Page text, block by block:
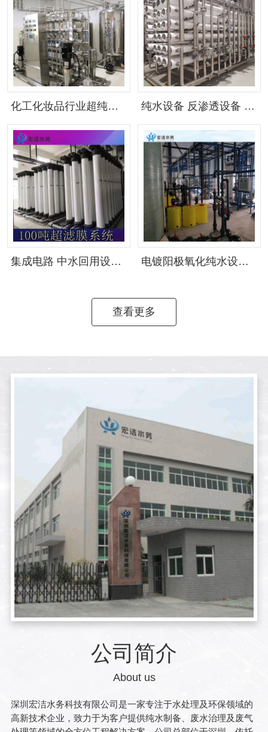
化工化妆品行业超纯水设备（可按需定制） 纯水设备 反渗透设备 RO设备 （可按需定制）
集成电路 中水回用设备（可按需定制） 电镀阳极氧化纯水设备（可按需定制）
查看更多
公司简介
About us
深圳宏洁水务科技有限公司是一家专注于水处理及环保领域的
高新技术企业，致力于为客户提供纯水制备、废水治理及废气